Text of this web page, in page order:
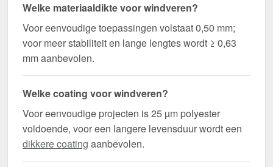
Welke materiaaldikte voor windveren?
Voor eenvoudige toepassingen volstaat 0,50 mm;
voor meer stabiliteit en lange lengtes wordt ≥ 0,63
mm aanbevolen.
Welke coating voor windveren?
Voor eenvoudige projecten is 25 µm polyester
voldoende, voor een langere levensduur wordt een
dikkere coating aanbevolen.